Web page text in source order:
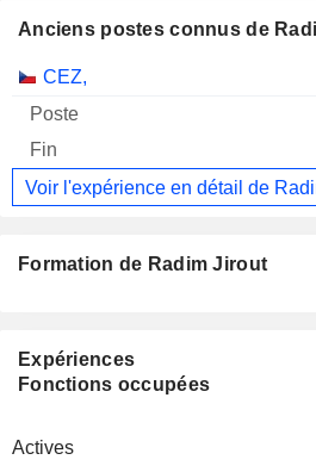
Anciens postes connus de
Sociétés
CEZ,
Voir l'expérience en détail de
Formation de Radim Jirout
Expériences
Fonctions occupées
Actives